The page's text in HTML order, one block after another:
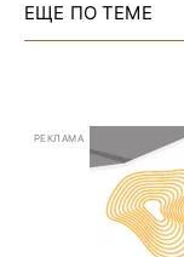
ЕЩЕ ПО ТЕМЕ
РЕКЛАМА